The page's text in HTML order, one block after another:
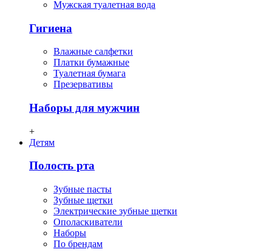
Мужская туалетная вода
Гигиена
Влажные салфетки
Платки бумажные
Туалетная бумага
Презервативы
Наборы для мужчин
+
Детям
Полость рта
Зубные пасты
Зубные щетки
Электрические зубные щетки
Ополаскиватели
Наборы
По брендам